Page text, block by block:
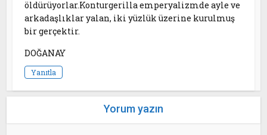
öldürüyorlar.Konturgerilla emperyalizmde ayle ve
arkadaşlıklar yalan, iki yüzlük üzerine kurulmuş
bir gerçektir.
DOĞANAY
Yanıtla
Yorum yazın